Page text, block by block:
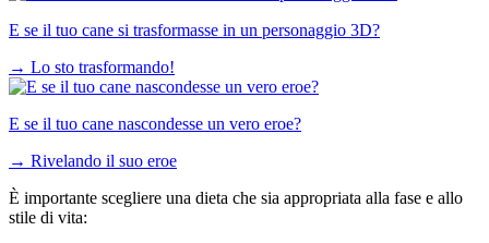
E se il tuo cane si trasformasse in un personaggio 3D?
→ Lo sto trasformando!
E se il tuo cane nascondesse un vero eroe?
→ Rivelando il suo eroe
È importante scegliere una dieta che sia appropriata alla fase e allo
stile di vita: